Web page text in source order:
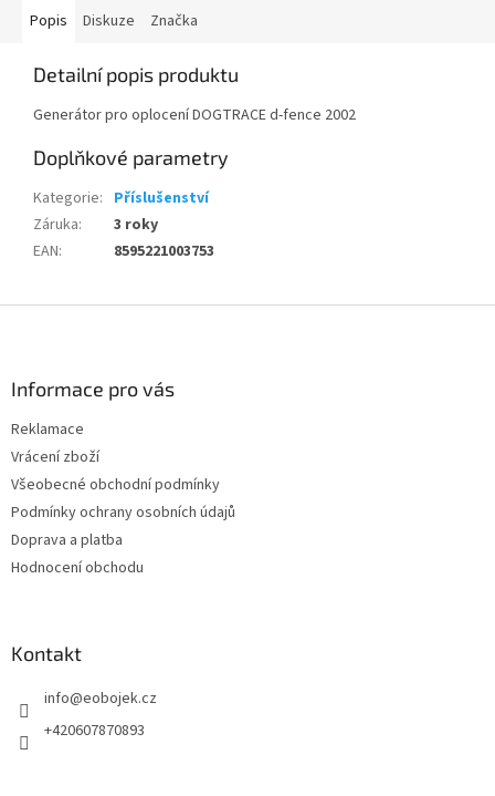
Popis Diskuze Značka
Detailní popis produktu
Generátor pro oplocení DOGTRACE d-fence 2002
Doplňkové parametry
Kategorie: Příslušenství
Záruka:
3 roky
EAN: 8595221003753
Informace pro vás
Reklamace
Vrácení zboží
Všeobecné obchodní podmínky
Podmínky ochrany osobních údajů
Doprava a platba
Hodnocení obchodu
Kontakt
info@eobojek.cz
+420607870893